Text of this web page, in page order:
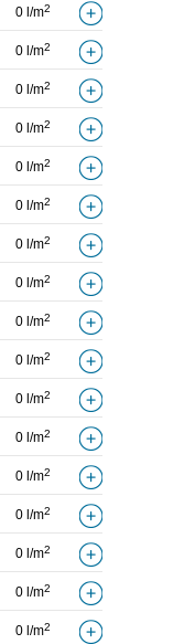
0 l/m2
0 l/m2
0 l/m2
0 l/m2
0 l/m2
0 l/m2
0 l/m2
0 l/m2
0 l/m2
0 l/m2
0 l/m2
0 l/m2
0 l/m2
0 l/m2
0 l/m2
0 l/m2
0 l/m2